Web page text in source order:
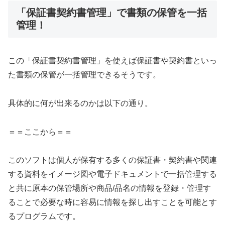
「保証書契約書管理」で書類の保管を一括
管理！
この「保証書契約書管理」を使えば保証書や契約書といっ
た書類の保管が一括管理できるそうです。
具体的に何が出来るのかは以下の通り。
＝＝ここから＝＝
このソフトは個人が保有する多くの保証書・契約書や関連
する資料をイメージ図や電子ドキュメントで一括管理する
と共に原本の保管場所や商品/品名の情報を登録・管理す
ることで必要な時に容易に情報を探し出すことを可能とす
るプログラムです。